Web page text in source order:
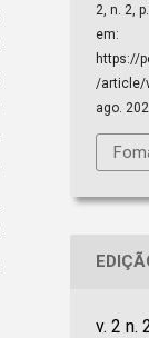
2, n. 2,
em:
https://
/article/
ago.
v. 2 n.